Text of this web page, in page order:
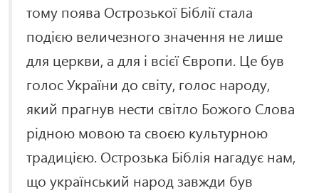
тому поява Острозької Біблії стала
подією величезного значення не лише
для церкви, а для і всієї Європи. Це був
голос України до світу, голос народу,
який прагнув нести світло Божого Слова
рідною мовою та своєю культурною
традицією. Острозька Біблія нагадує нам,
що український народ завжди був